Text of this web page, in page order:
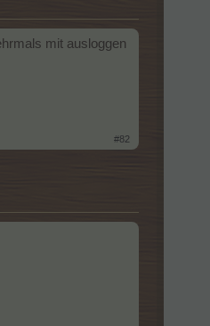
mit ausloggen
#82